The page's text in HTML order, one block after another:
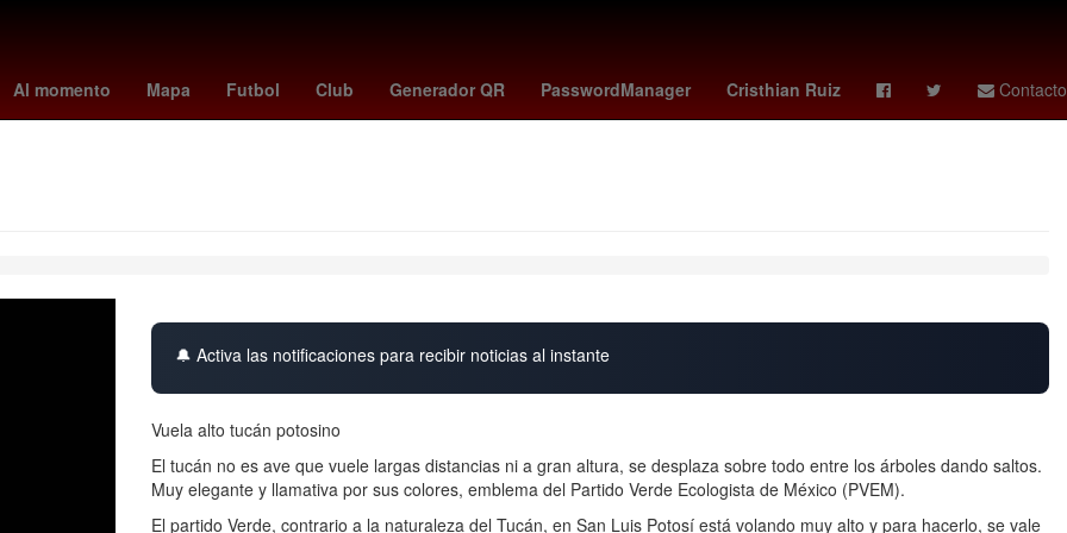
Al momento Mapa Futbol Club Generador QR PasswordManager Cristhian Ruiz Contacto
Ciudad López Mateos Agresión Aguascalientes Incendio Venezolanos ademola lookman
🔔 Activa las notificaciones para recibir noticias al instante
Vuela alto tucán potosino
El tucán no es ave que vuele largas distancias ni a gran altura, se desplaza sobre todo entre los árboles dando saltos.
Muy elegante y llamativa por sus colores, emblema del Partido Verde Ecologista de México (PVEM).
El partido Verde, contrario a la naturaleza del Tucán, en San Luis Potosí está volando muy alto y para hacerlo, se vale